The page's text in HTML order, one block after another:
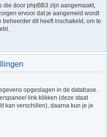
die door phpBB3 zijn aangemaakt,
ervoor dat je aangemeld wordt
dit heeft inschakeld, om te
opgeslagen in de database.
link klikken (deze staat
kan verschillen), daarna kun je je